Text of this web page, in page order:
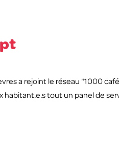
a rejoint le réseau "1000
tout un panel de